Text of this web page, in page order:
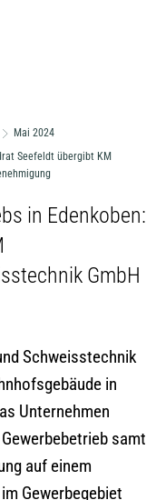
Mai 2024
Seefeldt übergibt KM
in Edenkoben:
GmbH
Schweisstechnik
in
Unternehmen
samt
auf einem
Gewerbegebiet